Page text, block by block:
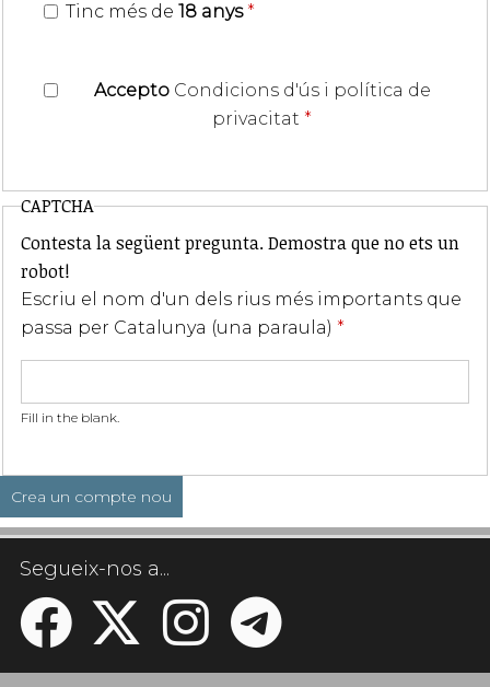
Tinc més de 18 anys *
Accepto Condicions d'ús i política de
privacitat *
CAPTCHA
Contesta la següent pregunta. Demostra que no ets un
robot!
Escriu el nom d'un dels rius més importants que
passa per Catalunya (una paraula) *
Fill in the blank.
Segueix-nos a...